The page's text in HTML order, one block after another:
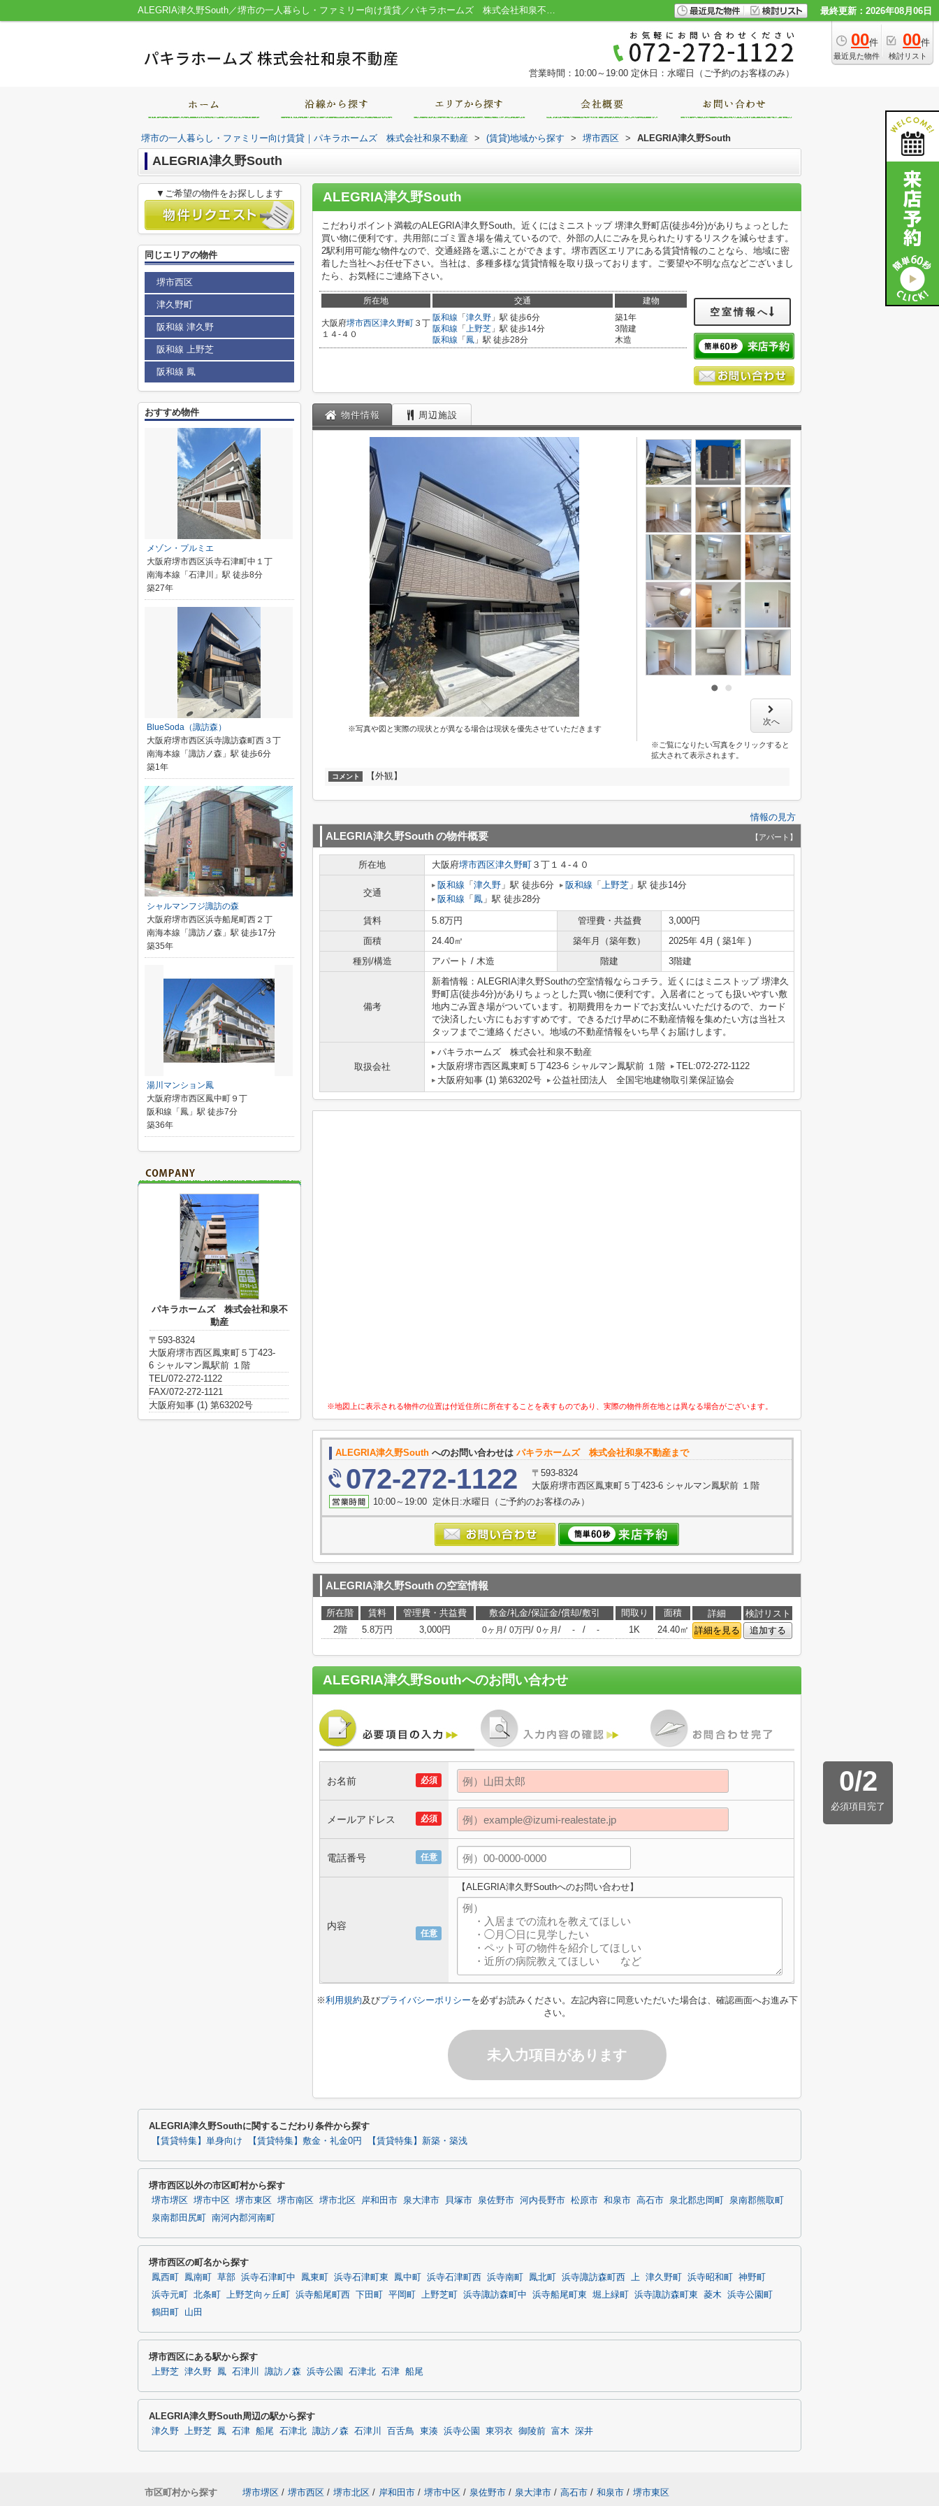
ALEGRIA津久野South／堺市の一人暮らし・ファミリー向け賃貸／パキラホームズ 株式会社和泉不動産 最終更新：2026年08月06日
00件
最近見た物件
00件
検討リスト
営業時間：10:00～19:00 定休日：水曜日（ご予約のお客様のみ）
堺市の一人暮らし・ファミリー向け賃貸｜パキラホームズ 株式会社和泉不動産 > (賃貸)地域から探す > 堺市西区 > ALEGRIA津久野South
ALEGRIA津久野South
ALEGRIA津久野South
こだわりポイント満載のALEGRIA津久野South。近くにはミニストップ 堺津久野町店(徒歩4分)がありちょっとした
買い物に便利です。共用部にゴミ置き場を備えているので、外部の人にごみを見られたりするリスクを減らせます。
2駅利用可能な物件なので、交通経路を選ぶことができます。堺市西区エリアにある賃貸情報のことなら、地域に密
着した当社へお任せ下さい。当社は、多種多様な賃貸情報を取り扱っております。ご要望や不明な点などございまし
たら、お気軽にご連絡下さい。
所在地 交通 建物
大阪府堺市西区津久野町 ３丁
１４-４０
阪和線 「 津久野 」駅 徒歩6分
阪和線 「 上野芝 」駅 徒歩14分
阪和線 「 鳳 」駅 徒歩28分
築1年
3階建
木造
空室情報へ
物件情報 周辺施設
※写真や図と実際の現状とが異なる場合は現状を優先させていただきます
次へ
※ご覧になりたい写真をクリックすると
拡大されて表示されます。
コメント 【外観】
情報の見方
ALEGRIA津久野Southの物件概要 【アパート】
所在地 大阪府堺市西区津久野町 ３丁１４-４０
交通
阪和線 「 津久野 」駅 徒歩6分 阪和線 「 上野芝 」駅 徒歩14分
阪和線 「 鳳 」駅 徒歩28分
賃料 5.8万円 管理費・共益費
3,000円
面積
24.40㎡ 築年月（築年数）
2025年 4月 ( 築1年 )
種別/構造
アパート / 木造 階建 3階建
備考
新着情報：ALEGRIA津久野Southの空室情報ならコチラ。近くにはミニストップ 堺津久
野町店(徒歩4分)がありちょっとした買い物に便利です。入居者にとっても扱いやすい敷
地内ごみ置き場がついています。初期費用をカードでお支払いいただけるので、カード
で決済したい方にもおすすめです。できるだけ早めに不動産情報を集めたい方は当社ス
タッフまでご連絡ください。地域の不動産情報をいち早くお届けします。
取扱会社
パキラホームズ 株式会社和泉不動産
大阪府堺市西区鳳東町５丁423-6 シャルマン鳳駅前 １階
TEL:072-272-1122
大阪府知事 (1) 第63202号
公益社団法人 全国宅地建物取引業保証協会
※地図上に表示される物件の位置は付近住所に所在することを表すものであり、実際の物件所在地とは異なる場合がございます。
ALEGRIA津久野South へのお問い合わせは パキラホームズ 株式会社和泉不動産まで
072-272-1122
〒593-8324
大阪府堺市西区鳳東町５丁423-6 シャルマン鳳駅前 １階
10:00～19:00 定休日:水曜日（ご予約のお客様のみ）
ALEGRIA津久野Southの空室情報
所在階 賃料 管理費・共益費 敷金/礼金/保証金/償却/敷引 間取り 面積 詳細
検討リスト
2階
5.8万円 3,000円 0ヶ月 / 0万円/ 0ヶ月 / - / - 1K 24.40㎡ 詳細を見る 追加する
ALEGRIA津久野Southへのお問い合わせ
0/2
必須項目完了
必須
お名前
必須
メールアドレス
任意
電話番号
任意
内容
【ALEGRIA津久野Southへのお問い合わせ】
※利用規約及びプライバシーポリシーを必ずお読みください。左記内容に同意いただいた場合は、確認画面へお進み下
さい。
未入力項目があります
▼ご希望の物件をお探しします
同じエリアの物件
堺市西区
津久野町
阪和線 津久野
阪和線 上野芝
阪和線 鳳
おすすめ物件
メゾン・プルミエ
大阪府堺市西区浜寺石津町中１丁
南海本線「石津川」駅 徒歩8分
築27年
BlueSoda（諏訪森）
大阪府堺市西区浜寺諏訪森町西３丁
南海本線「諏訪ノ森」駅 徒歩6分
築1年
シャルマンフジ諏訪の森
大阪府堺市西区浜寺船尾町西２丁
南海本線「諏訪ノ森」駅 徒歩17分
築35年
湯川マンション鳳
大阪府堺市西区鳳中町９丁
阪和線「鳳」駅 徒歩7分
築36年
パキラホームズ 株式会社和泉不
動産
〒593-8324
大阪府堺市西区鳳東町５丁423-
6 シャルマン鳳駅前 １階
TEL/072-272-1122
FAX/072-272-1121
大阪府知事 (1) 第63202号
ALEGRIA津久野Southに関するこだわり条件から探す
【賃貸特集】単身向け 【賃貸特集】敷金・礼金0円 【賃貸特集】新築・築浅
堺市西区以外の市区町村から探す
堺市堺区 堺市中区 堺市東区 堺市南区 堺市北区 岸和田市 泉大津市 貝塚市 泉佐野市 河内長野市 松原市 和泉市 高石市 泉北郡忠岡町
泉南郡熊取町
泉南郡田尻町
南河内郡河南町
堺市西区の町名から探す
鳳西町 鳳南町 草部 浜寺石津町中 鳳東町 浜寺石津町東 鳳中町 浜寺石津町西 浜寺南町 鳳北町 浜寺諏訪森町西 上 津久野町 浜寺昭和町
神野町
浜寺元町
北条町 上野芝向ヶ丘町 浜寺船尾町西 下田町 平岡町 上野芝町 浜寺諏訪森町中 浜寺船尾町東 堀上緑町 浜寺諏訪森町東 菱木
浜寺公園町
鶴田町
山田
堺市西区にある駅から探す
上野芝 津久野 鳳 石津川 諏訪ノ森 浜寺公園 石津北 石津 船尾
ALEGRIA津久野South周辺の駅から探す
津久野 上野芝 鳳 石津 船尾 石津北 諏訪ノ森 石津川 百舌鳥 東湊 浜寺公園 東羽衣 御陵前 富木 深井
市区町村から探す 堺市堺区 / 堺市西区 / 堺市北区 / 岸和田市 / 堺市中区 / 泉佐野市 / 泉大津市 / 高石市 / 和泉市 / 堺市東区